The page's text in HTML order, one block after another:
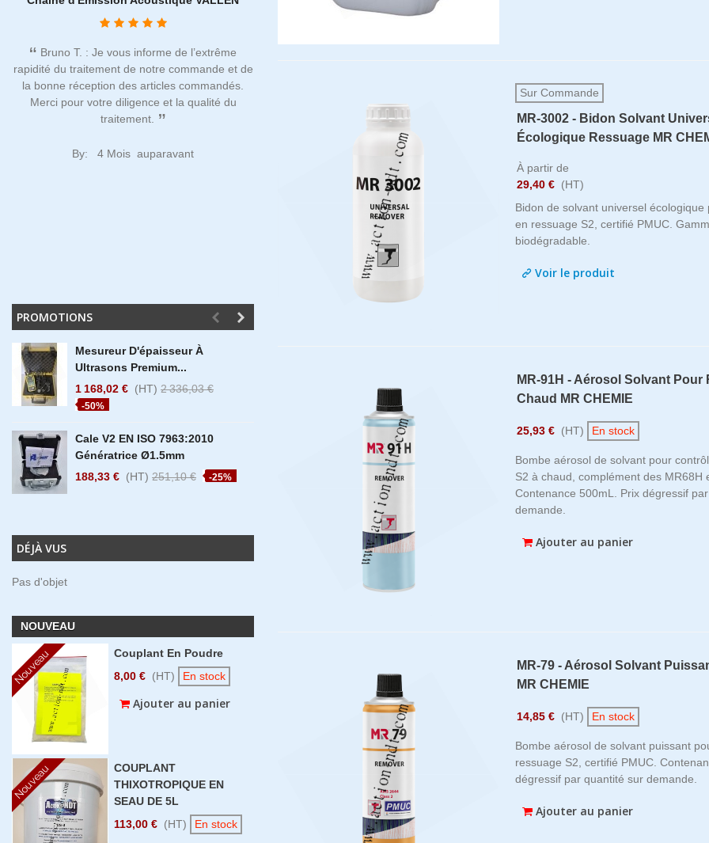
Bruno T. : Je vous informe de l’extrême
rapidité du traitement de notre commande et de
la bonne réception des articles commandés.
Merci pour votre diligence et la qualité du
traitement.
By: 4 Mois auparavant
multiéléments
qu'ACTION NDT est devenu un partenaire
incontournable tant cette société est fiable ,
rigoureuse et aux tarifs justes , mes contacts
sur place sont disponibles et toujours à même
de nous accompagner et de répondre à nos
attentes . félicitations
1 An auparavant
sérieuse, un partenaire de longue date
nos contrôles.
By: 1 An auparavant
PROMOTIONS
Mesureur D'épaisseur À
Ultrasons Premium...
1 168,02 € (HT) 2 336,03 €
-50%
Cale V2 EN ISO 7963:2010
Génératrice Ø1.5mm
188,33 € (HT) 251,10 € -25%
(HT)
Déstockage Vidéoscope Articulé
360° Haute...
(HT) 5 084,64 €
-15%
Logiciels InnovMetric
Inspector &...
11 185,00 € (HT) 22 370,00 €
-50%
DÉJÀ VUS
Pas d'objet
NOUVEAU
Nouveau
Couplant En Poudre
8,00 € (HT) En stock
Ajouter au panier
Nouveau
COUPLANT
THIXOTROPIQUE EN
SEAU DE 5L
113,00 € (HT) En stock
Sur Commande
MR-3002 - Bidon Solvant
Écologique Ressuage MR
À partir de
29,40 € (HT)
Bidon de solvant universel écologique
en ressuage S2, certifié PMUC.
biodégradable.
Voir le produit
MR-91H - Aérosol Solvant Pour
Chaud MR CHEMIE
25,93 € (HT) En stock
Bombe aérosol de solvant pour
S2 à chaud, complément des MR68H
Contenance 500mL. Prix dégressif
demande.
Ajouter au panier
MR-79 - Aérosol Solvant
MR CHEMIE
14,85 € (HT) En stock
Bombe aérosol de solvant puissant
ressuage S2, certifié PMUC.
dégressif par quantité sur demande.
Ajouter au panier